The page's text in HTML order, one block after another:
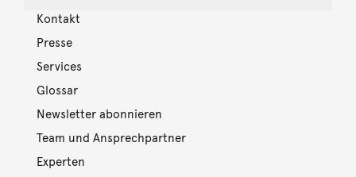
Kontakt
Presse
Services
Glossar
Newsletter abonnieren
Team und Ansprechpartner
Experten